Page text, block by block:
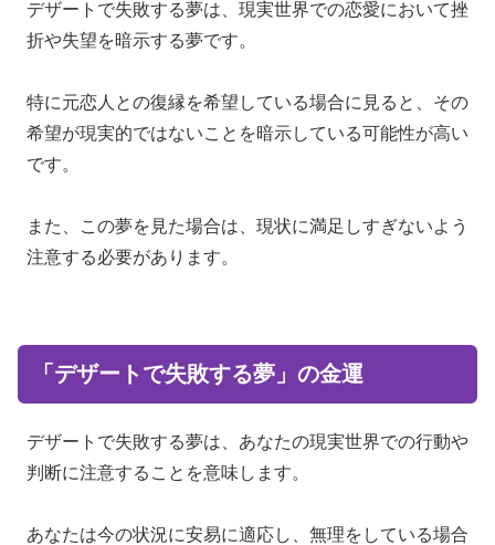
デザートで失敗する夢は、現実世界での恋愛において挫
折や失望を暗示する夢です。
特に元恋人との復縁を希望している場合に見ると、その
希望が現実的ではないことを暗示している可能性が高い
です。
また、この夢を見た場合は、現状に満足しすぎないよう
注意する必要があります。
「デザートで失敗する夢」の金運
デザートで失敗する夢は、あなたの現実世界での行動や
判断に注意することを意味します。
あなたは今の状況に安易に適応し、無理をしている場合